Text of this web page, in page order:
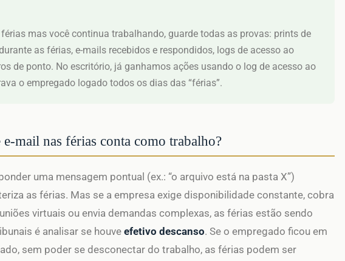
mas você continua trabalhando, guarde todas as provas: prints de
as férias, e-mails recebidos e respondidos, logs de acesso ao
de ponto. No escritório, já ganhamos ações usando o log de acesso ao
o empregado logado todos os dias das “férias”.
mail nas férias conta como trabalho?
uma mensagem pontual (ex.: “o arquivo está na pasta X”)
as férias. Mas se a empresa exige disponibilidade constante, cobra
virtuais ou envia demandas complexas, as férias estão sendo
é analisar se houve efetivo descanso. Se o empregado ficou em
sem poder se desconectar do trabalho, as férias podem ser